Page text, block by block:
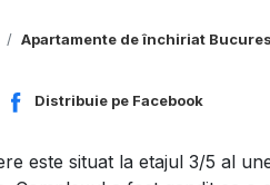
Apartamente de închiriat
Distribuie pe Facebook
este situat la etajul 3/5 al